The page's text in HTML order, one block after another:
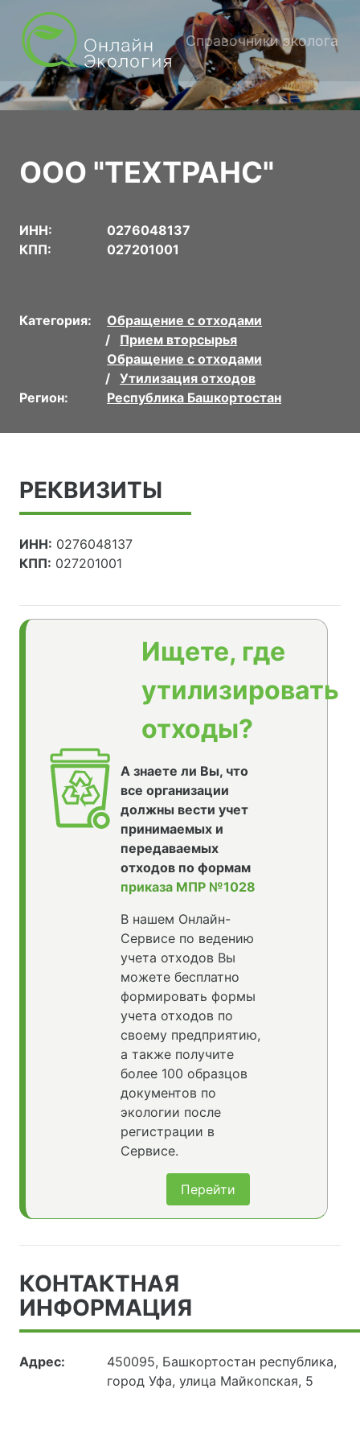
Справочники эколога
ООО "ТЕХТРАНС"
ИНН:
0276048137
КПП:
027201001
Категория:
Обращение с отходами
Прием вторсырья
Обращение с отходами
Утилизация отходов
Регион:
Республика Башкортостан
РЕКВИЗИТЫ
ИНН: 0276048137
КПП: 027201001
Ищете, где
утилизировать
отходы?
А знаете ли Вы, что
все организации
должны вести учет
принимаемых и
передаваемых
отходов по формам
приказа МПР №1028
В нашем Онлайн-
Сервисе по ведению
учета отходов Вы
можете бесплатно
формировать формы
учета отходов по
своему предприятию,
а также получите
более 100 образцов
документов по
экологии после
регистрации в
Сервисе.
Перейти
КОНТАКТНАЯ
ИНФОРМАЦИЯ
Адрес:
450095, Башкортостан республика,
город Уфа, улица Майкопская, 5